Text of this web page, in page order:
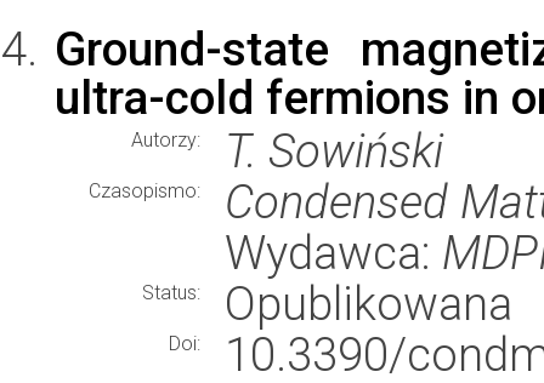
Ground-state
ultra-cold fermions in
Autorzy: T. Sowiński
Czasopismo:
Condensed
Wydawca:
Status: Opublikowana
Doi:
10.3390/